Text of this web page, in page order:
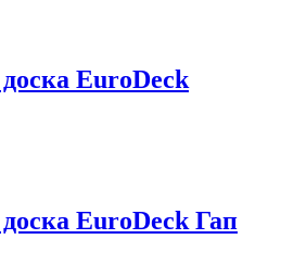
EuroDeck
EuroDeck Гап